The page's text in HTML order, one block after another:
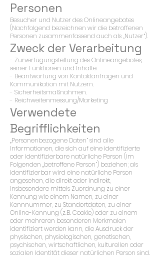
Personen
Besucher und Nutzer des Onlineangebotes
(Nachfolgend bezeichnen wir die betroffenen
Personen zusammenfassend auch als „Nutzer“).
Zweck der Verarbeitung
- Zurverfügungstellung des Onlineangebotes,
seiner Funktionen und Inhalte.
- Beantwortung von Kontaktanfragen und
Kommunikation mit Nutzern.
- Sicherheitsmaßnahmen.
- Reichweitenmessung/Marketing
Verwendete
Begrifflichkeiten
„Personenbezogene Daten“ sind alle
Informationen, die sich auf eine identifizierte
oder identifizierbare natürliche Person (im
Folgenden „betroffene Person“) beziehen; als
identifizierbar wird eine natürliche Person
angesehen, die direkt oder indirekt,
insbesondere mittels Zuordnung zu einer
Kennung wie einem Namen, zu einer
Kennnummer, zu Standortdaten, zu einer
Online-Kennung (z.B. Cookie) oder zu einem
oder mehreren besonderen Merkmalen
identifiziert werden kann, die Ausdruck der
physischen, physiologischen, genetischen,
psychischen, wirtschaftlichen, kulturellen oder
sozialen Identität dieser natürlichen Person sind.